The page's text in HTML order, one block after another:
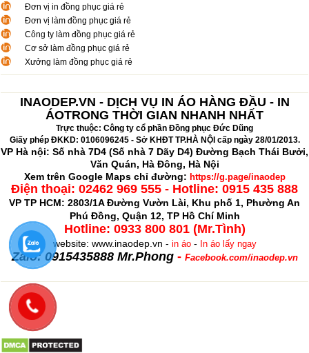
Đơn vị in đồng phục giá rẻ
Đơn vị làm đồng phục giá rẻ
Công ty làm đồng phục giá rẻ
Cơ sở làm đồng phục giá rẻ
Xưởng làm đồng phục giá rẻ
INAODEP.VN - DỊCH VỤ IN ÁO HÀNG ĐẦU - IN
ÁOTRONG THỜI GIAN NHANH NHẤT
Trực thuộc: Công ty cổ phần Đồng phục Đức Dũng
Giấy phép ĐKKD: 0106096245 - Sở KHĐT TP.HÀ NỘI cấp ngày 28/01/2013.
VP Hà nội: Số nhà 7D4 (Số nhà 7 Dãy D4) Đường Bạch Thái Bưởi,
Văn Quán, Hà Đông, Hà Nội
Xem trên Google Maps chỉ đường: https://g.page/inaodep
Điện thoại: 02462 969 555 - Hotline: 0915 435 888
VP TP HCM: 2803/1A Đường Vườn Lài, Khu phố 1, Phường An
Phú Đồng, Quận 12, TP Hồ Chí Minh
Hotline: 0933 800 801 (Mr.Tình)
website: www.inaodep.vn - in áo- In áo lấy ngay
Zalo: 0915435888 Mr.Phong- Facebook.com/inaodep.vn